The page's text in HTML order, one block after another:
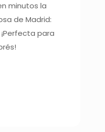
minutos la
de Madrid:
para